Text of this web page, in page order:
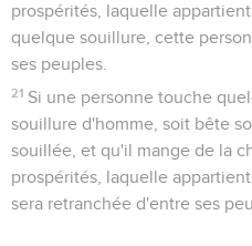
prospérités, laquelle
quelque souillure, cette
ses peuples.
21 Si une personne touche
souillure d'homme, soit bête
souillée, et qu'il mange de la
prospérités, laquelle
sera retranchée d'entre ses